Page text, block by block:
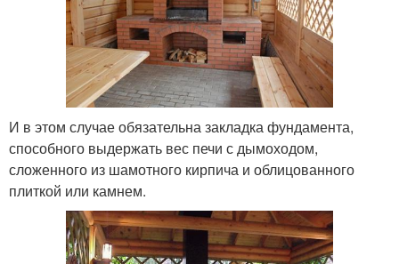
И в этом случае обязательна закладка фундамента,
способного выдержать вес печи с дымоходом,
сложенного из шамотного кирпича и облицованного
плиткой или камнем.